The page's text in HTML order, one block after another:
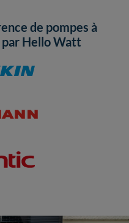
de pompes à
Hello Watt